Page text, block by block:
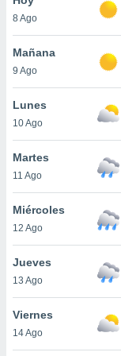
y
en
más
de
8 Ago
Mañana
9 Ago
Lunes
10 Ago
Martes
11 Ago
Miércoles
12 Ago
Jueves
13 Ago
Viernes
14 Ago